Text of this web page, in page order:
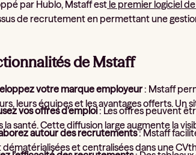
par Hublo, Mstaff estle premier logiciel
de recrutement en permettant une
de Mstaff
votre marque employeur: Mstaff
leurs équipes et les avantages offerts.
vos offres d’emploi: Les offres peuvent
la santé. Cette diffusion large augmente la
autour des recrutements: Mstaff
dématérialisées et centralisées dans une